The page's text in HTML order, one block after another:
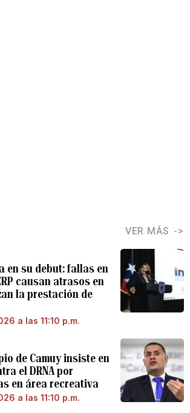
VER MÁS
en su debut: fallas en
causan atrasos en
la prestación de
a las 11:10 p.m.
de Camuy insiste en
el DRNA por
en área recreativa
a las 11:10 p.m.